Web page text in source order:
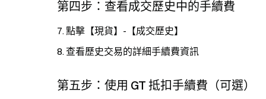
第四步：查看成交歷史中的手續費
點擊【現貨】-【成交歷史】
查看歷史交易的詳細手續費資訊
第五步：使用 GT 抵扣手續費（可選）